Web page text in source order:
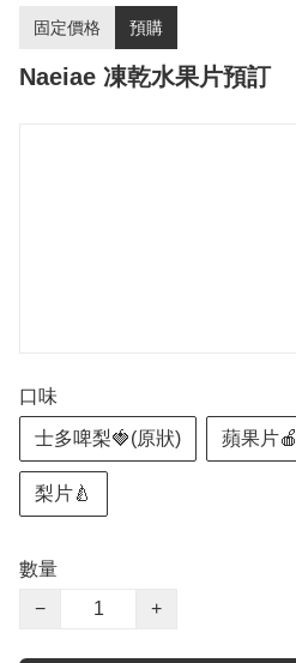
固定價格 預購
Naeiae 凍乾水果片預訂
口味
士多啤梨🍓(原狀) 蘋果片🍎
梨片🍐
數量
−
+